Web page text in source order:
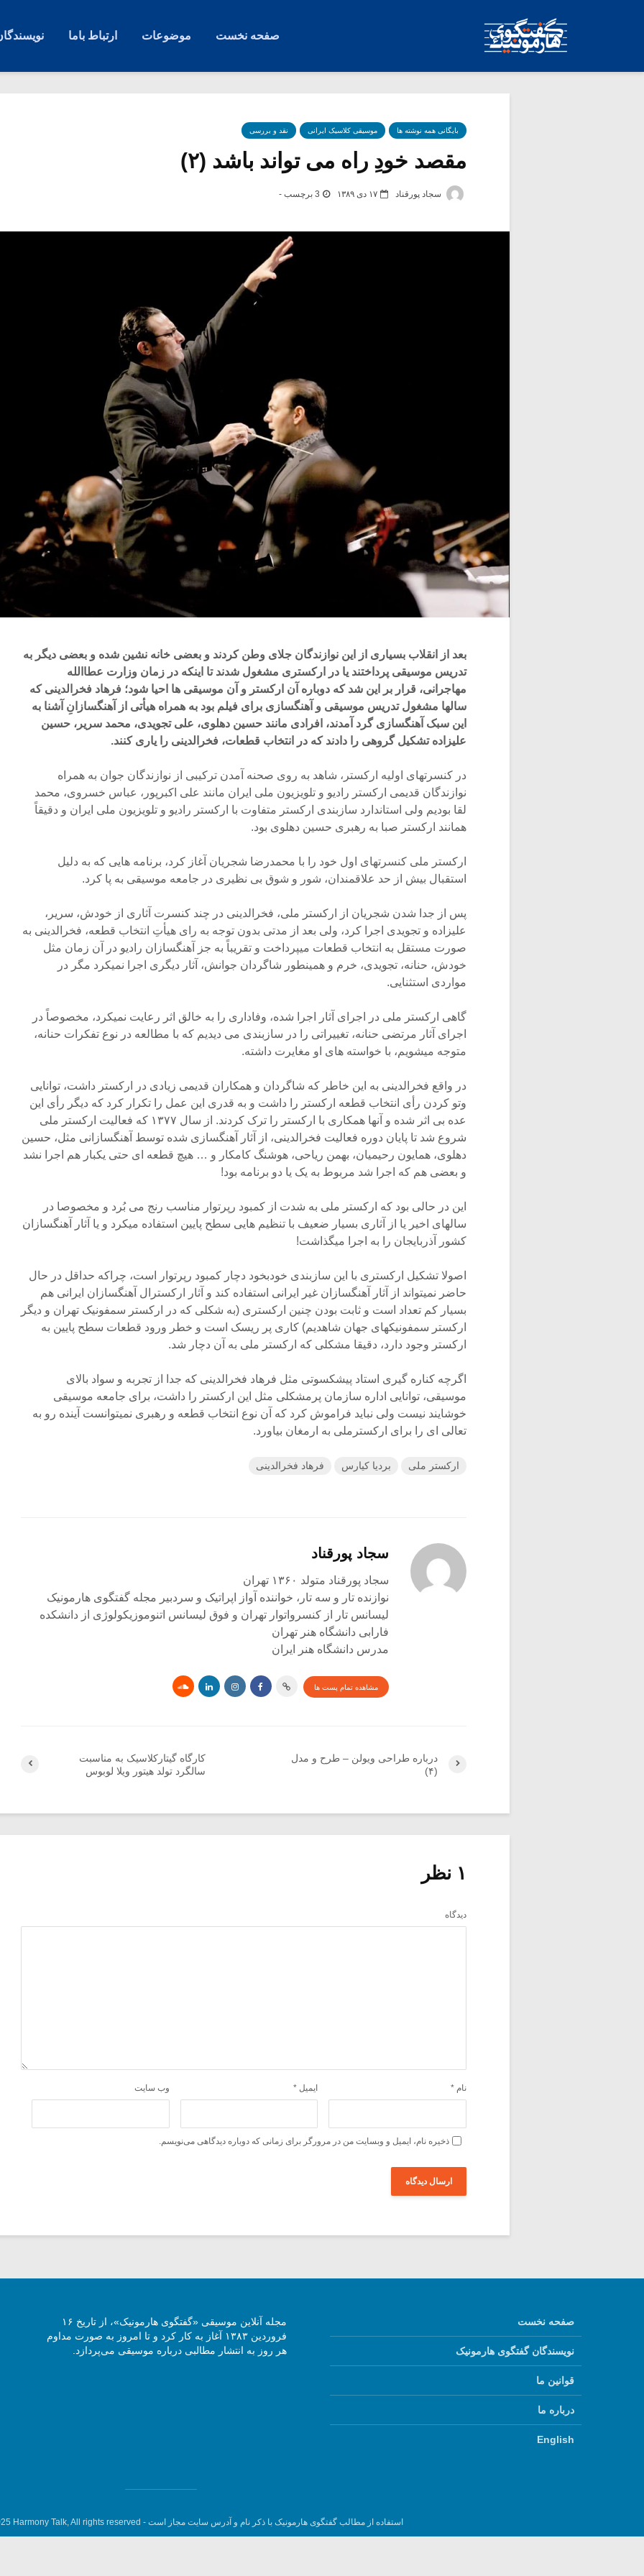
صفحه نخست موضوعات ارتباط باما
بایگانی همه نوشته ها موسیقی کلاسیک ایرانی نقد و بررسی
مقصد خودِ راه می تواند باشد (۲)
سجاد پورقناد ۱۷ دی ۱۳۸۹ 3 برچسب -
بعد از انقلاب بسیاری از این نوازندگان جلای وطن کردند و بعضی خانه نشین شده و بعضی دیگر به
تدریس موسیقی پرداختند یا در ارکستری مشغول شدند تا اینکه در زمان وزارت عطاالله
مهاجرانی، قرار بر این شد که دوباره آن ارکستر و آن موسیقی ها احیا شود؛ فرهاد فخرالدینی که
سالها مشغول تدریس موسیقی و آهنگسازی برای فیلم بود به همراه هیأتی از آهنگسازانِ آشنا به
این سبک آهنگسازی گرد آمدند، افرادی مانند حسین دهلوی، علی تجویدی، محمد سریر، حسین
علیزاده تشکیل گروهی را دادند که در انتخاب قطعات، فخرالدینی را یاری کنند.
در کنسرتهای اولیه ارکستر، شاهد به روی صحنه آمدن ترکیبی از نوازندگان جوان به همراه
نوازندگان قدیمی ارکستر رادیو و تلویزیون ملی ایران مانند علی اکبرپور، عباس خسروی، محمد
لقا بودیم ولی استاندارد سازبندی ارکستر متفاوت با ارکستر رادیو و تلویزیون ملی ایران و دقیقاً
همانند ارکستر صبا به رهبری حسین دهلوی بود.
ارکستر ملی کنسرتهای اول خود را با محمدرضا شجریان آغاز کرد، برنامه هایی که به دلیل
استقبال بیش از حد علاقمندان، شور و شوق بی نظیری در جامعه موسیقی به پا کرد.
پس از جدا شدن شجریان از ارکستر ملی، فخرالدینی در چند کنسرت آثاری از خودش، سریر،
علیزاده و تجویدی اجرا کرد، ولی بعد از مدتی بدون توجه به رای هیأتِ انتخاب قطعه، فخرالدینی به
صورت مستقل به انتخاب قطعات میپرداخت و تقریباً به جز آهنگسازان رادیو در آن زمان مثل
خودش، حنانه، تجویدی، خرم و همینطور شاگردان جوانش، آثار دیگری اجرا نمیکرد مگر در
مواردی استثنایی.
گاهی ارکستر ملی در اجرای آثار اجرا شده، وفاداری را به خالق اثر رعایت نمیکرد، مخصوصاً در
اجرای آثار مرتضی حنانه، تغییراتی را در سازبندی می دیدیم که با مطالعه در نوع تفکرات حنانه،
متوجه میشویم، با خواسته های او مغایرت داشته.
در واقع فخرالدینی به این خاطر که شاگردان و همکاران قدیمی زیادی در ارکستر داشت، توانایی
وتو کردن رأی انتخاب قطعه ارکستر را داشت و به قدری این عمل را تکرار کرد که دیگر رأی این
عده بی اثر شده و آنها همکاری با ارکستر را ترک کردند. از سال ۱۳۷۷ که فعالیت ارکستر ملی
شروع شد تا پایان دوره فعالیت فخرالدینی، از آثار آهنگسازی شده توسط آهنگسازانی مثل، حسین
دهلوی، همایون رحیمیان، بهمن ریاحی، هوشنگ کامکار و … هیچ قطعه ای حتی یکبار هم اجرا نشد
و بعضی هم که اجرا شد مربوط به یک یا دو برنامه بود!
این در حالی بود که ارکستر ملی به شدت از کمبود رپرتوار مناسب رنج می بُرد و مخصوصا در
سالهای اخیر یا از آثاری بسیار ضعیف با تنظیم هایی سطح پایین استفاده میکرد و یا آثار آهنگسازان
کشور آذربایجان را به اجرا میگذاشت!
اصولا تشکیل ارکستری با این سازبندی خودبخود دچار کمبود رپرتوار است، چراکه حداقل در حال
حاضر نمیتواند از آثار آهنگسازان غیر ایرانی استفاده کند و آثار ارکسترال آهنگسازان ایرانی هم
بسیار کم تعداد است و ثابت بودن چنین ارکستری (به شکلی که در ارکستر سمفونیک تهران و دیگر
ارکستر سمفونیکهای جهان شاهدیم) کاری پر ریسک است و خطر ورود قطعات سطح پایین به
ارکستر وجود دارد، دقیقا مشکلی که ارکستر ملی به آن دچار شد.
اگرچه کناره گیری استاد پیشکسوتی مثل فرهاد فخرالدینی که جدا از تجربه و سواد بالای
موسیقی، توانایی اداره سازمان پرمشکلی مثل این ارکستر را داشت، برای جامعه موسیقی
خوشایند نیست ولی نباید فراموش کرد که آن نوع انتخاب قطعه و رهبری نمیتوانست آینده رو به
تعالی ای را برای ارکسترملی به ارمغان بیاورد.
ارکستر ملی بردیا کیارس فرهاد فخرالدینی
سجاد پورقناد
سجاد پورقناد متولد ۱۳۶۰ تهران
نوازنده تار و سه تار، خواننده آواز اپراتیک و سردبیر مجله گفتگوی هارمونیک
لیسانس تار از کنسرواتوار تهران و فوق لیسانس اتنوموزیکولوژی از دانشکده
فارابی دانشگاه هنر تهران
مدرس دانشگاه هنر ایران
مشاهده تمام پست ها
کارگاه گیتارکلاسیک به مناسبت
سالگرد تولد هیتور ویلا لوبوس
درباره طراحی ویولن – طرح و مدل
(۴)
۱ نظر
دیدگاه
نام * ایمیل * وب‌ سایت
ذخیره نام، ایمیل و وبسایت من در مرورگر برای زمانی که دوباره دیدگاهی می‌نویسم.
صفحه نخست
نویسندگان گفتگوی هارمونیک
قوانین ما
درباره ما
English
مجله آنلاین موسیقی «گفتگوی هارمونیک»، از تاریخ ۱۶
فروردین ۱۳۸۳ آغاز به کار کرد و تا امروز به صورت مداوم
هر روز به انتشار مطالبی درباره موسیقی می‌پردازد.
استفاده از مطالب گفتگوی هارمونیک با ذکر نام و آدرس سایت مجاز است - Harmony Talk, All rights reserved.